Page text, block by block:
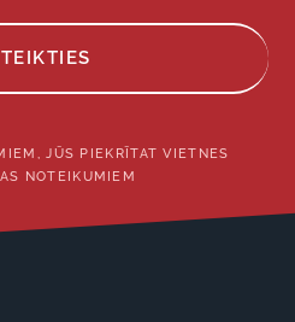
JŪS PIEKRĪTAT VIETNES
NOTEIKUMIEM